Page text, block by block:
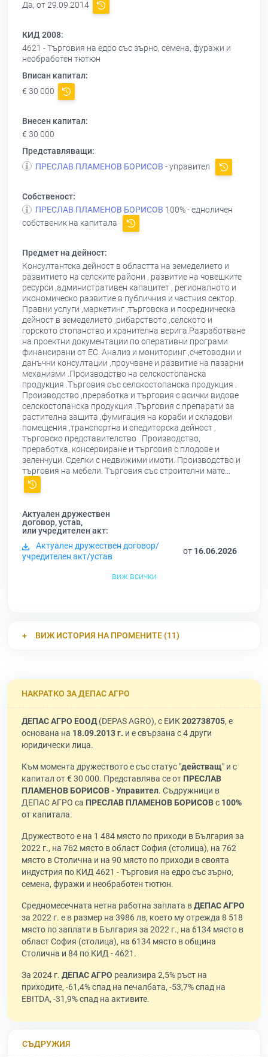
Да, от 29.09.2014
КИД 2008:
4621 - Търговия на едро със зърно, семена, фуражи и
необработен тютюн
Вписан капитал:
€ 30 000
Внесен капитал:
€ 30 000
Представляващи:
ПРЕСЛАВ ПЛАМЕНОВ БОРИСОВ - управител
Собственост:
ПРЕСЛАВ ПЛАМЕНОВ БОРИСОВ 100% - едноличен
собственик на капитала
Предмет на дейност:
Консултантска дейност в областта на земеделието и
развитието на селските райони , развитие на човешките
ресурси ,административен капацитет , регионалното и
икономическо развитие в публичния и частния сектор.
Правни услуги ,маркетинг ,търговска и посредническа
дейност в земеделието ,рибарството ,селското и
горското стопанство и хранителна верига.Разработване
на проектни документации по оперативни програми
финансирани от ЕС. Анализ и мониторинг ,счетоводни и
данъчни консултации ,проучване и развитие на пазарни
механизми .Производство на селскостопанска
продукция .Търговия със селскостопанска продукция .
Производство ,преработка и търговия с всички видове
селскостопанска продукция .Търговия с препарати за
растителна защита ,фумигация на кораби и складови
помещения ,транспортна и спедиторска дейност ,
търговско представителство . Производство,
преработка, консервиране и търговия с плодове и
зеленчуци. Сделки с недвижими имоти. Производство и
търговия на мебели. Търговия със строителни мате...
Актуален дружествен
договор, устав,
или учредителен акт:
Актуален дружествен договор/
учредителен акт/устав
от 16.06.2026
виж всички
ВИЖ ИСТОРИЯ НА ПРОМЕНИТЕ (11)
НАКРАТКО ЗА ДЕПАС АГРО
ДЕПАС АГРО ЕООД(DEPAS AGRO), с ЕИК202738705, е
основана на 18.09.2013 г. и е свързана с 4 други
юридически лица.
Към момента дружеството е със статус "действащ" и с
капитал от € 30 000. Представлява се от ПРЕСЛАВ
ПЛАМЕНОВ БОРИСОВ - Управител. Съдружници в
ДЕПАС АГРО са ПРЕСЛАВ ПЛАМЕНОВ БОРИСОВс 100%
от капитала.
Дружеството е на 1 484 място по приходи в България за
2022 г., на 762 място в област София (столица), на 762
място в Столична и на 90 място по приходи в своята
индустрия по КИД 4621 - Търговия на едро със зърно,
семена, фуражи и необработен тютюн.
Средномесечната нетна работна заплата вДЕПАС АГРО
за 2022 г. е в размер на 3986 лв, което му отрежда 8 518
място по заплати в България за 2022 г., на 6134 място в
област София (столица), на 6134 място в община
Столична и 84 по КИД - 4621.
За 2024 г. ДЕПАС АГРО реализира 2,5% ръст на
приходите, -61,4% спад на печалбата, -53,7% спад на
EBITDA, -31,9% спад на активите.
СЪДРУЖИЯ